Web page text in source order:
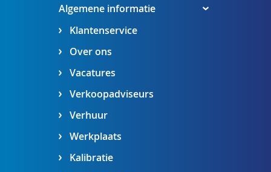
Algemene informatie
Klantenservice
Over ons
Vacatures
Verkoopadviseurs
Verhuur
Werkplaats
Kalibratie